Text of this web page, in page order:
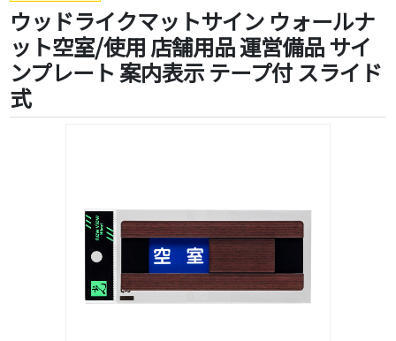
ウッドライクマットサイン ウォールナ
ット空室/使用 店舗用品 運営備品 サイ
ンプレート 案内表示 テープ付 スライド
式